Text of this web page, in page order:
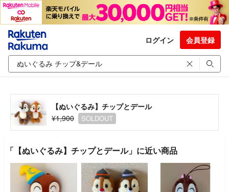
ログイン 会員登録
【ぬいぐるみ】チップとデール
¥1,900
SOLDOUT
「【ぬいぐるみ】チップとデール」に近い商品